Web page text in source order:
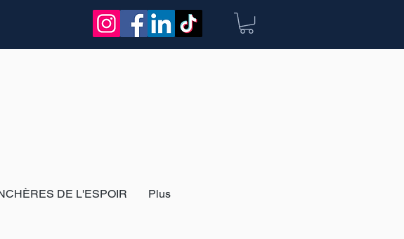
DE L'ESPOIR Plus